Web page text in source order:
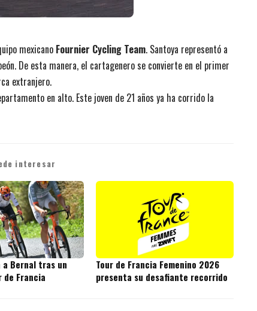
mexicano Fournier Cycling Team. Santoya representó a
De esta manera, el cartagenero se convierte en el primer
extranjero.
en alto. Este joven de 21 años ya ha corrido la
interesar
a Bernal tras un
de Francia
Tour de Francia Femenino 2026
presenta su desafiante recorrido